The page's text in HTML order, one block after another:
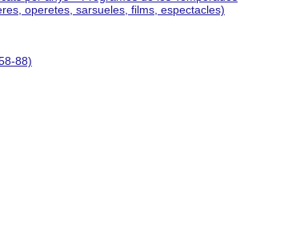
operetes, sarsueles, films, espectacles)
88)